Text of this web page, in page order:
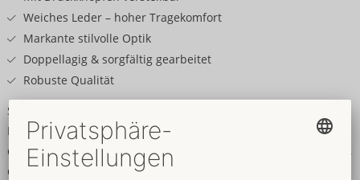
Weiches Leder – hoher Tragekomfort
Markante stilvolle Optik
Doppellagig & sorgfältig gearbeitet
Robuste Qualität
Setzt Muckis markant in Szene!
Einseitiges, schwarzes Brustharness von ZADO aus weichem,
doppellagig gearbeitetem Leder. Große Ringe und Druckknöpfe,
doppelseitige Nieten und sorgfältige Verarbeitung verleihen